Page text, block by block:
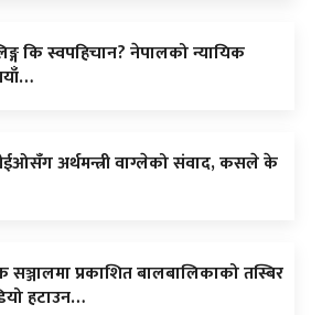
कि स्वपहिचान? नेपालको न्यायिक
अर्थमन्त्री वाग्लेको संवाद, कसले के
सञ्जालमा प्रकाशित बालबालिकाको तस्बिर
हटाउन…